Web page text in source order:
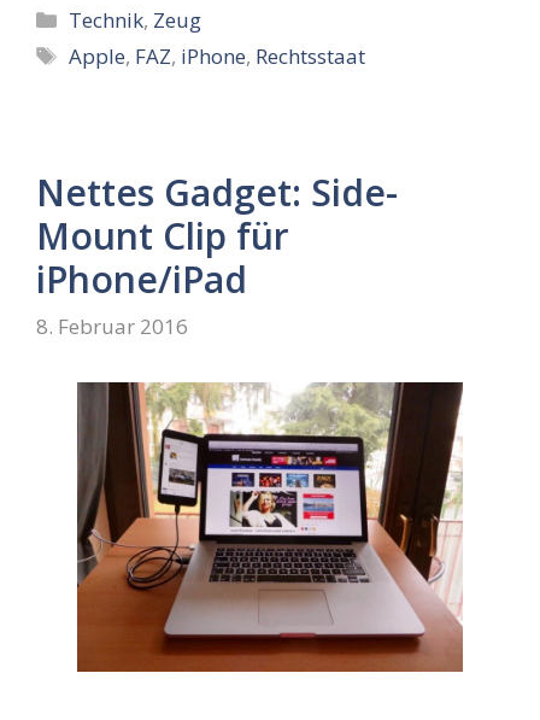
Kategorien
Technik, Zeug
Schlagwörter
Apple, FAZ, iPhone, Rechtsstaat
Nettes Gadget: Side-
Mount Clip für
iPhone/iPad
8. Februar 2016